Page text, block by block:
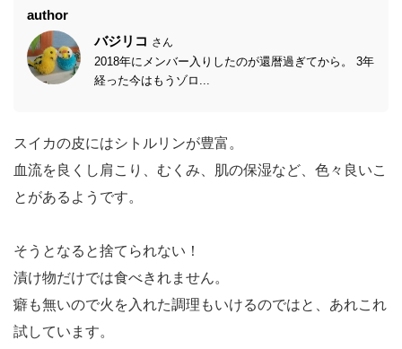
author
バジリコ さん
2018年にメンバー入りしたのが還暦過ぎてから。 3年
経った今はもうゾロ...
スイカの皮にはシトルリンが豊富。
血流を良くし肩こり、むくみ、肌の保湿など、色々良いこ
とがあるようです。
そうとなると捨てられない！
漬け物だけでは食べきれません。
癖も無いので火を入れた調理もいけるのではと、あれこれ
試しています。